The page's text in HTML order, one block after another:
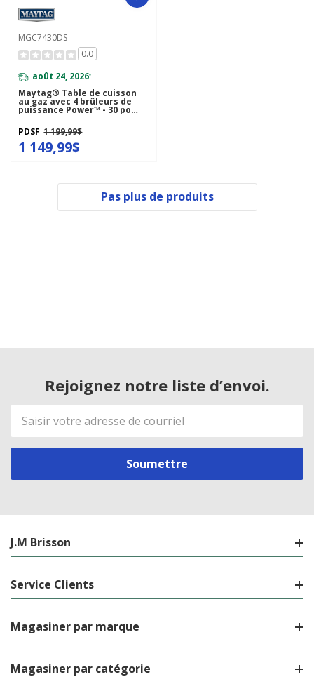
MGC7430DS
0.0
août 24, 2026*
Maytag® Table de cuisson
au gaz avec 4 brûleurs de
puissance Power™ - 30 po
MGC7430DS
PDSF 1 199,99$
1 149,99$
Pas plus de produits
Rejoignez notre liste d’envoi.
Adresse
de
courriel
J.M Brisson
Service Clients
Magasiner par marque
Magasiner par catégorie